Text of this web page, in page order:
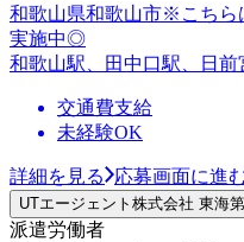
和歌山県和歌山市※こちら
実施中◎
和歌山駅、田中口駅、日前
交通費支給
未経験OK
詳細を見る 応募画面に進
UTエージェント株式会社 東海
派遣労働者